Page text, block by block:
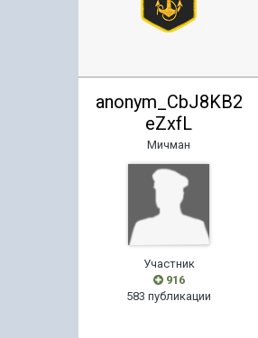
anonym_CbJ8KB2
eZxfL
Мичман
Участник
916
583 публикации